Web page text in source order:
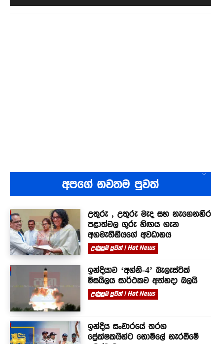
අපගේ නවතම පුවත්
උතුරු , උතුරු මැද සහ නැගෙනහිර
පළාත්වල ගුරු හිඟය ගැන
අගමැතිනියගේ අවධානය
උණුසුම් පුවත් | Hot News
ඉන්දියාව ‘අග්නි-4’ බැලැස්ටික්
මිසයිලය සාර්ථකව අත්හදා බලයි
උණුසුම් පුවත් | Hot News
ඉන්දීය සංචාරයේ තරග
ප්‍රේක්ෂකයින්ට නොමිලේ නැරඹීමේ